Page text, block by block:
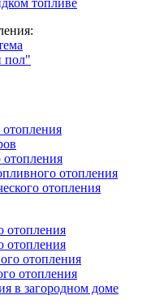
топливе
пол"
отопления
отопления
отопления
отопления
отопления
отопления
в загородном доме